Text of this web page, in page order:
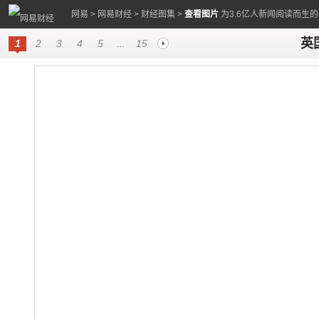
网易 > 网易财经 > 财经图集 > 查看图片 为3.6亿人新闻阅读而生
1 2 3 4 5 15 英